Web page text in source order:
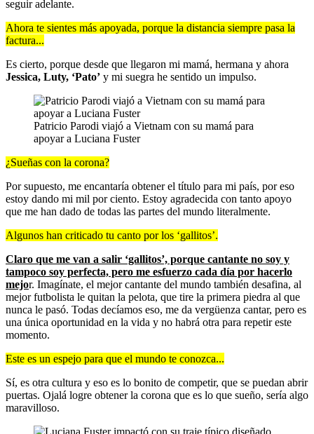
seguir adelante.
Ahora te sientes más apoyada, porque la distancia siempre pasa la
factura...
Es cierto, porque desde que llegaron mi mamá, hermana y ahora
Jessica, Luty, ‘Pato’ y mi suegra he sentido un impulso.
Patricio Parodi viajó a Vietnam con su mamá para
apoyar a Luciana Fuster
¿Sueñas con la corona?
Por supuesto, me encantaría obtener el título para mi país, por eso
estoy dando mi mil por ciento. Estoy agradecida con tanto apoyo
que me han dado de todas las partes del mundo literalmente.
Algunos han criticado tu canto por los ‘gallitos’.
Claro que me van a salir ‘gallitos’, porque cantante no soy y
tampoco soy perfecta, pero me esfuerzo cada día por hacerlo
mejor. Imagínate, el mejor cantante del mundo también desafina, al
mejor futbolista le quitan la pelota, que tire la primera piedra al que
nunca le pasó. Todas decíamos eso, me da vergüenza cantar, pero es
una única oportunidad en la vida y no habrá otra para repetir este
momento.
Este es un espejo para que el mundo te conozca...
Sí, es otra cultura y eso es lo bonito de competir, que se puedan abrir
puertas. Ojalá logre obtener la corona que es lo que sueño, sería algo
maravilloso.